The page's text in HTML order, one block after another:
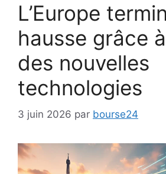
L’Europe
hausse grâce
des nouvelles
technologies
3 juin 2026 par bourse24